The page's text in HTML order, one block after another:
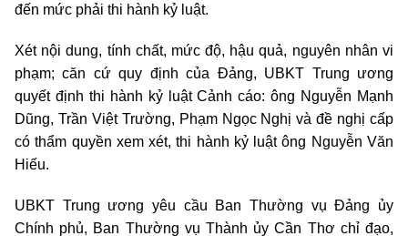
đến mức phải thi hành kỷ luật.
Xét nội dung, tính chất, mức độ, hậu quả, nguyên nhân vi
phạm; căn cứ quy định của Đảng, UBKT Trung ương
quyết định thi hành kỷ luật Cảnh cáo: ông Nguyễn Mạnh
Dũng, Trần Việt Trường, Phạm Ngọc Nghị và đề nghị cấp
có thẩm quyền xem xét, thi hành kỷ luật ông Nguyễn Văn
Hiếu.
UBKT Trung ương yêu cầu Ban Thường vụ Đảng ủy
Chính phủ, Ban Thường vụ Thành ủy Cần Thơ chỉ đạo,